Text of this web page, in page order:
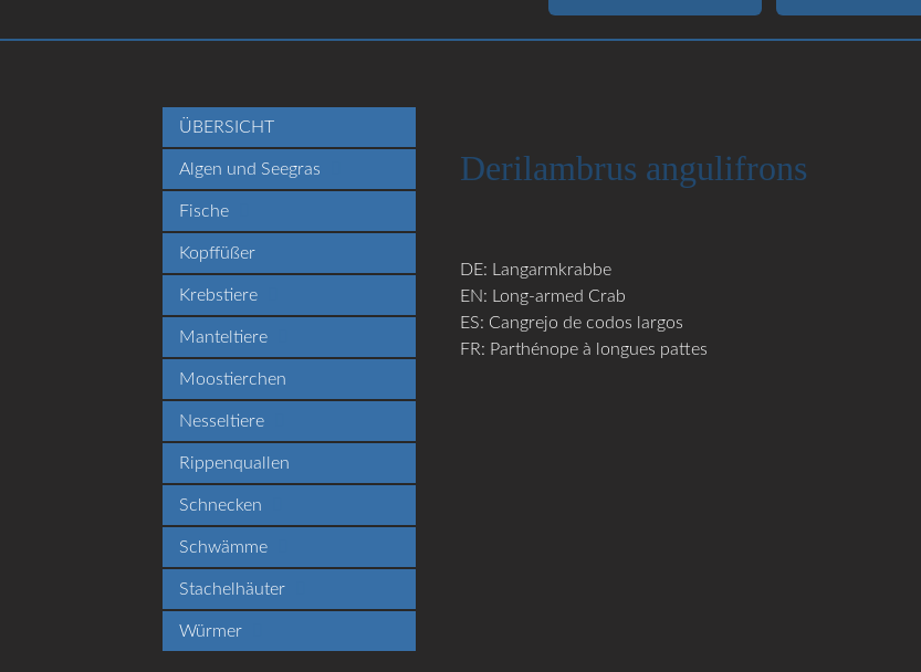
Derilambrus angulifrons
DE: Langarmkrabbe
EN: Long-armed Crab
ES: Cangrejo de codos largos
FR: Parthénope à longues pattes
ÜBERSICHT
Algen und Seegras
Fische
Kopffüßer
Krebstiere
Manteltiere
Moostierchen
Nesseltiere
Rippenquallen
Schnecken
Schwämme
Stachelhäuter
Würmer